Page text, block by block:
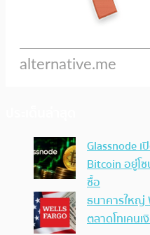
Glassnode
Bitcoin อยู่โ
ซื้อ
ธนาคารใหญ่
ตลาดโทเคน